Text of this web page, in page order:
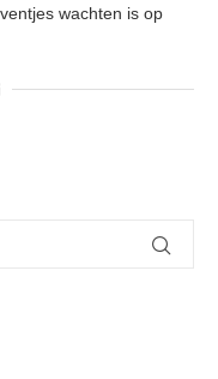
wachten is op